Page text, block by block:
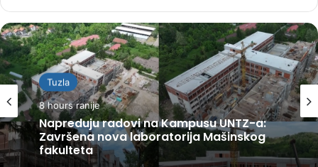
Tuzla
8 hours ranije
Napreduju radovi na Kampusu UNTZ-a:
Završena nova laboratorija Mašinskog
fakulteta